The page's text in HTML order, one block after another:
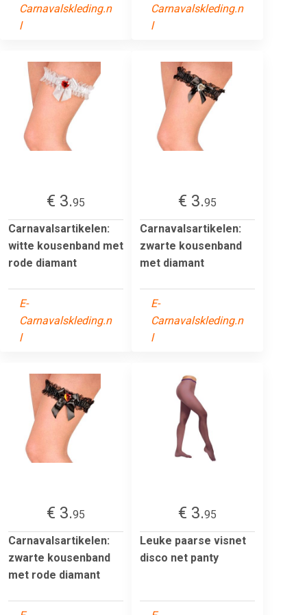
Carnavalskleding.n
l
Carnavalskleding.n
l
€ 3.95
Carnavalsartikelen:
witte kousenband met
rode diamant
E-
Carnavalskleding.n
l
€ 3.95
Carnavalsartikelen:
zwarte kousenband
met diamant
E-
Carnavalskleding.n
l
€ 3.95
Carnavalsartikelen:
zwarte kousenband
met rode diamant
€ 3.95
Leuke paarse visnet
disco net panty